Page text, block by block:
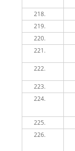
218.
219.
220.
221.
222.
223.
224.
225.
226.